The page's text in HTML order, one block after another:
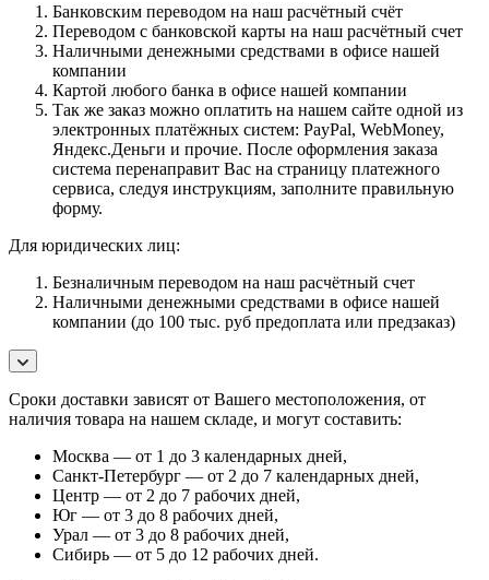
Банковским переводом на наш расчётный счёт
Переводом с банковской карты на наш расчётный счет
Наличными денежными средствами в офисе нашей
компании
Картой любого банка в офисе нашей компании
Так же заказ можно оплатить на нашем сайте одной из
электронных платёжных систем: PayPal, WebMoney,
Яндекс.Деньги и прочие. После оформления заказа
система перенаправит Вас на страницу платежного
сервиса, следуя инструкциям, заполните правильную
форму.
Для юридических лиц:
Безналичным переводом на наш расчётный счет
Наличными денежными средствами в офисе нашей
компании (до 100 тыс. руб предоплата или предзаказ)
Сроки доставки зависят от Вашего местоположения, от
наличия товара на нашем складе, и могут составить:
Москва — от 1 до 3 календарных дней,
Санкт-Петербург — от 2 до 7 календарных дней,
Центр — от 2 до 7 рабочих дней,
Юг — от 3 до 8 рабочих дней,
Урал — от 3 до 8 рабочих дней,
Сибирь — от 5 до 12 рабочих дней.